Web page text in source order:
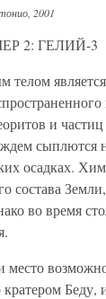
2001
2: ГЕЛИЙ-3
телом
и частиц
сыплются
осадках.
состава
во время
Беду,